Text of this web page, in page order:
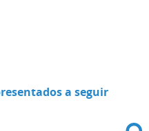
a seguir